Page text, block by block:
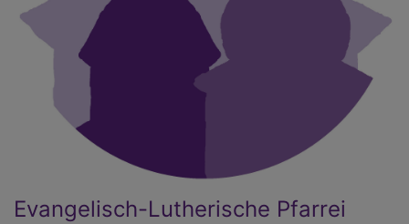
Evangelisch-Lutherische Pfarrei